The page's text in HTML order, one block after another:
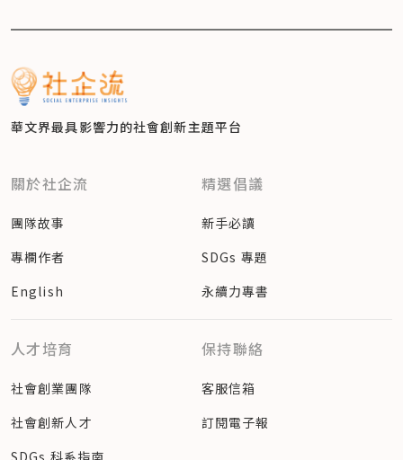
華文界最具影響力的社會創新主題平台
關於社企流
團隊故事
專欄作者
English
精選倡議
新手必讀
SDGs 專題
永續力專書
人才培育
社會創業團隊
社會創新人才
保持聯絡
客服信箱
訂閱電子報